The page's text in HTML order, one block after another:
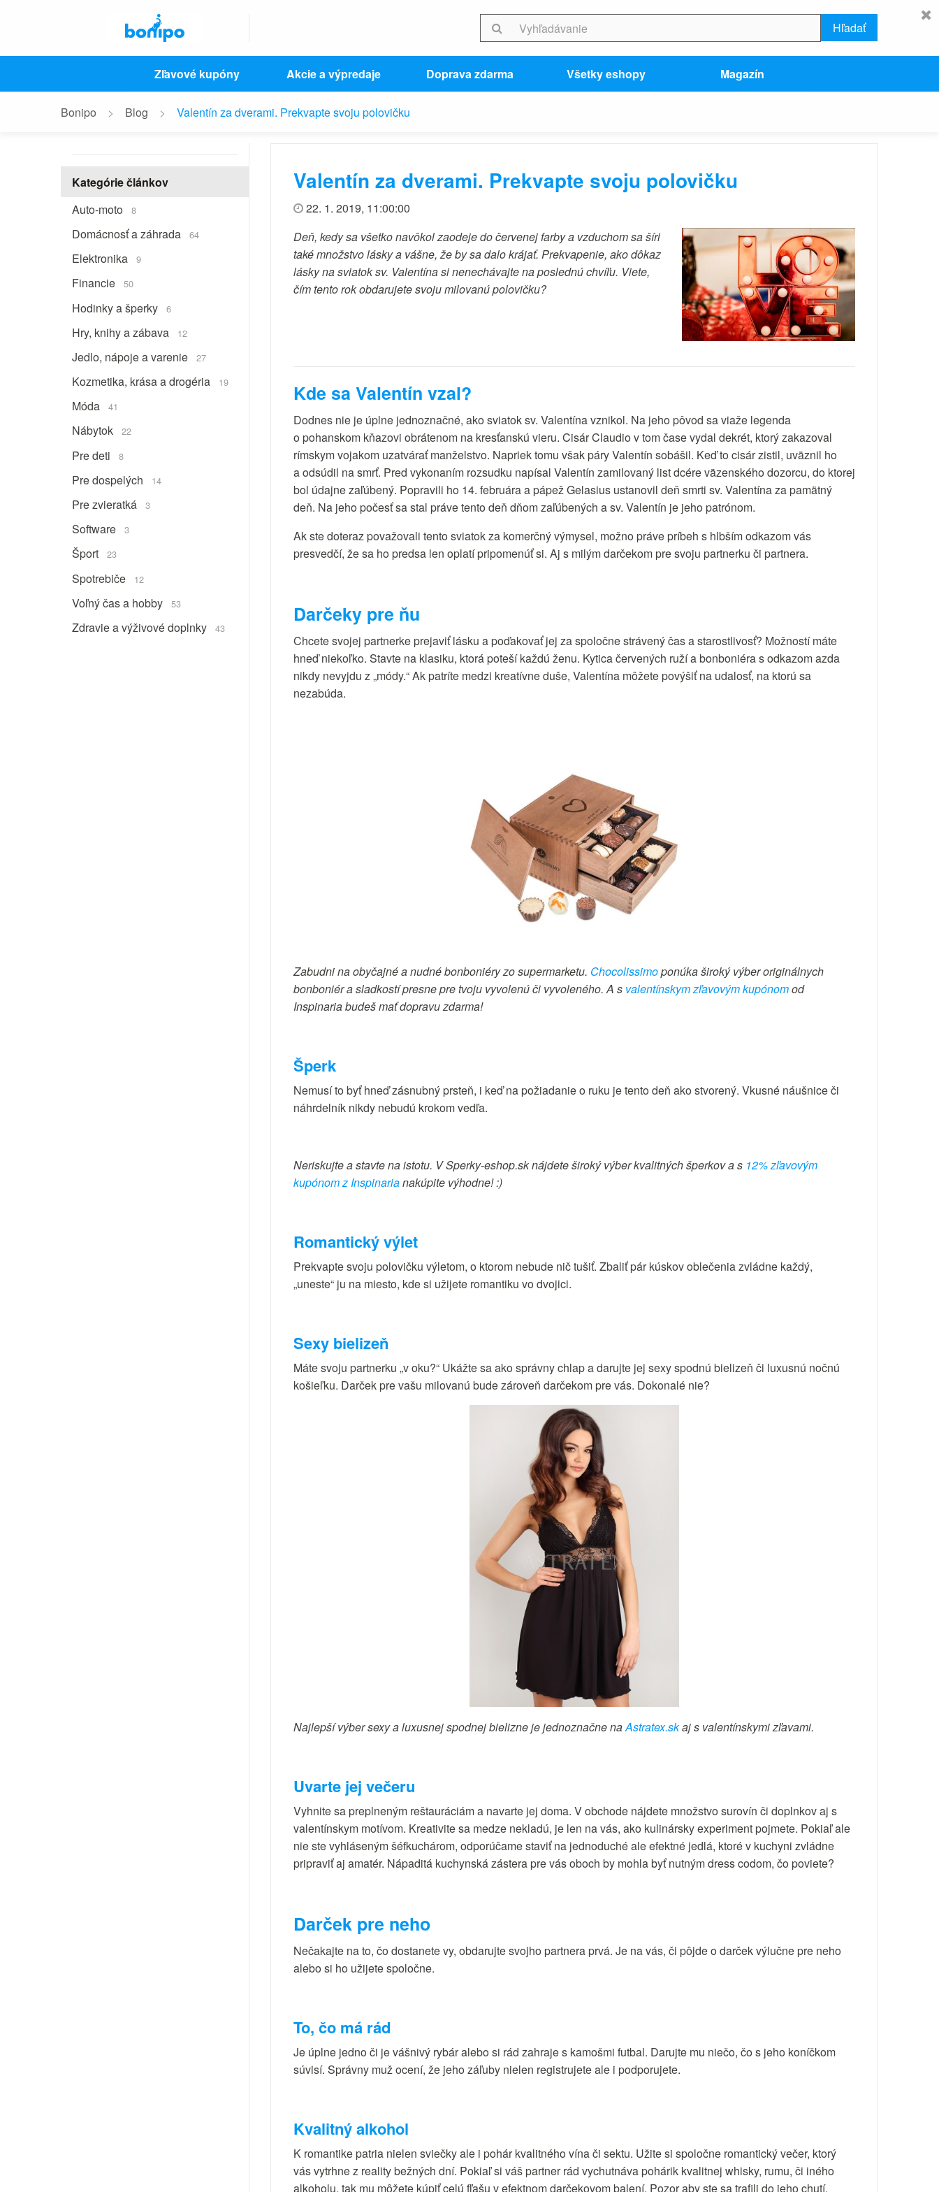
Hľadať
Zľavové kupóny Akcie a výpredaje Doprava zdarma Všetky eshopy Magazín
Bonipo Blog Valentín za dverami. Prekvapte svoju polovičku
Kategórie článkov
Auto-moto
8
Domácnosť a záhrada 64
Elektronika 9
Financie 50
Hodinky a šperky 6
Hry, knihy a zábava 12
Jedlo, nápoje a varenie 27
Kozmetika, krása a drogéria 19
Móda 41
Nábytok 22
Pre deti 8
Pre dospelých 14
Pre zvieratká 3
Software 3
Šport 23
Spotrebiče 12
Voľný čas a hobby 53
Zdravie a výživové doplnky 43
Valentín za dverami. Prekvapte svoju polovičku
22. 1. 2019, 11:00:00
Deň, kedy sa všetko navôkol zaodeje do červenej farby a vzduchom sa šíri
také množstvo lásky a vášne, že by sa dalo krájať. Prekvapenie, ako dôkaz
lásky na sviatok sv. Valentína si nenechávajte na poslednú chvíľu. Viete,
čím tento rok obdarujete svoju milovanú polovičku?
Kde sa Valentín vzal?
Dodnes nie je úplne jednoznačné, ako sviatok sv. Valentína vznikol. Na jeho pôvod sa viaže legenda
o pohanskom kňazovi obrátenom na kresťanskú vieru. Cisár Claudio v tom čase vydal dekrét, ktorý zakazoval
rímskym vojakom uzatvárať manželstvo. Napriek tomu však páry Valentín sobášil. Keď to cisár zistil, uväznil ho
a odsúdil na smrť. Pred vykonaním rozsudku napísal Valentín zamilovaný list dcére väzenského dozorcu, do ktorej
bol údajne zaľúbený. Popravili ho 14. februára a pápež Gelasius ustanovil deň smrti sv. Valentína za pamätný
deň. Na jeho počesť sa stal práve tento deň dňom zaľúbených a sv. Valentín je jeho patrónom.
Ak ste doteraz považovali tento sviatok za komerčný výmysel, možno práve príbeh s hlbším odkazom vás
presvedčí, že sa ho predsa len oplatí pripomenúť si. Aj s milým darčekom pre svoju partnerku či partnera.
Darčeky pre ňu
Chcete svojej partnerke prejaviť lásku a poďakovať jej za spoločne strávený čas a starostlivosť? Možností máte
hneď niekoľko. Stavte na klasiku, ktorá poteší každú ženu. Kytica červených ruží a bonboniéra s odkazom azda
nikdy nevyjdu z „módy.“ Ak patríte medzi kreatívne duše, Valentína môžete povýšiť na udalosť, na ktorú sa
nezabúda.
Zabudni na obyčajné a nudné bonboniéry zo supermarketu. Chocolissimoponúka široký výber originálnych
bonboniér a sladkostí presne pre tvoju vyvolenú či vyvoleného. A s valentínskym zľavovým kupónomod
Inspinaria budeš mať dopravu zdarma!
Šperk
Nemusí to byť hneď zásnubný prsteň, i keď na požiadanie o ruku je tento deň ako stvorený. Vkusné náušnice či
náhrdelník nikdy nebudú krokom vedľa.
Neriskujte a stavte na istotu. V Sperky-eshop.sk nájdete široký výber kvalitných šperkov a s 12% zľavovým
kupónom z Inspinarianakúpite výhodne! :)
Romantický výlet
Prekvapte svoju polovičku výletom, o ktorom nebude nič tušiť. Zbaliť pár kúskov oblečenia zvládne každý,
„uneste“ ju na miesto, kde si užijete romantiku vo dvojici.
Sexy bielizeň
Máte svoju partnerku „v oku?“ Ukážte sa ako správny chlap a darujte jej sexy spodnú bielizeň či luxusnú nočnú
košieľku. Darček pre vašu milovanú bude zároveň darčekom pre vás. Dokonalé nie?
Najlepší výber sexy a luxusnej spodnej bielizne je jednoznačne naAstratex.skaj s valentínskymi zľavami.
Uvarte jej večeru
Vyhnite sa preplneným reštauráciám a navarte jej doma. V obchode nájdete množstvo surovín či doplnkov aj s
valentínskym motívom. Kreativite sa medze nekladú, je len na vás, ako kulinársky experiment pojmete. Pokiaľ ale
nie ste vyhláseným šéfkuchárom, odporúčame staviť na jednoduché ale efektné jedlá, ktoré v kuchyni zvládne
pripraviť aj amatér. Nápaditá kuchynská zástera pre vás oboch by mohla byť nutným dress codom, čo poviete?
Darček pre neho
Nečakajte na to, čo dostanete vy, obdarujte svojho partnera prvá. Je na vás, či pôjde o darček výlučne pre neho
alebo si ho užijete spoločne.
To, čo má rád
Je úplne jedno či je vášnivý rybár alebo si rád zahraje s kamošmi futbal. Darujte mu niečo, čo s jeho koníčkom
súvisí. Správny muž ocení, že jeho záľuby nielen registrujete ale i podporujete.
Kvalitný alkohol
K romantike patria nielen sviečky ale i pohár kvalitného vína či sektu. Užite si spoločne romantický večer, ktorý
vás vytrhne z reality bežných dní. Pokiaľ si váš partner rád vychutnáva pohárik kvalitnej whisky, rumu, či iného
alkoholu, tak mu môžete kúpiť celú fľašu v efektnom darčekovom balení. Pozor aby ste sa trafili do jeho chutí.